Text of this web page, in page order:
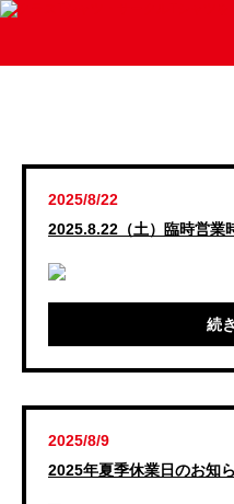
2025/8/22
2025.8.22（土）臨時営業
続
2025/8/9
2025年夏季休業日のお知